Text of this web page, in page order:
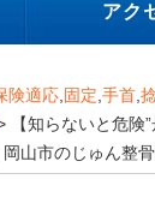
アク
険適応 固定 手首
【知らないと危険
山市のじゅん整